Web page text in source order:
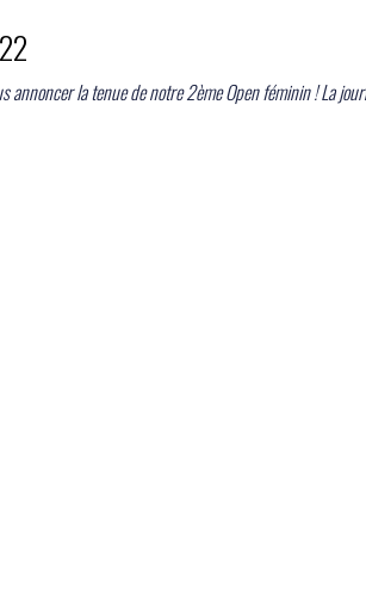
annoncer la tenue de notre 2ème Open féminin ! La